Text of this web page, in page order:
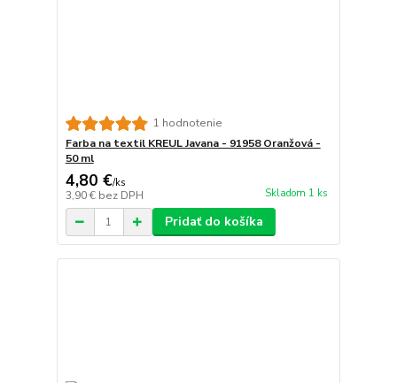
1 hodnotenie
Farba na textil KREUL Javana - 91958 Oranžová -
50 ml
4,80 €/ks
3,90 € bez DPH Skladom 1 ks
Pridať do košíka